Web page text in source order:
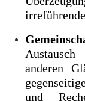
anderen
und